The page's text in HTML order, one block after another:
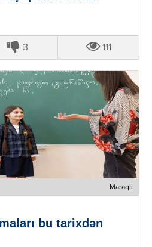
3 111
Maraqlı
bu tarixdən